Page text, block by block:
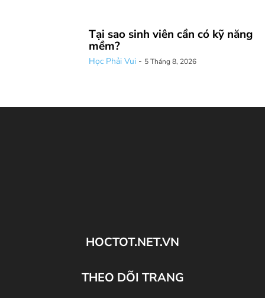
Tại sao sinh viên cần có kỹ năng
mềm?
Học Phải Vui - 5 Tháng 8, 2026
HOCTOT.NET.VN
THEO DÕI TRANG